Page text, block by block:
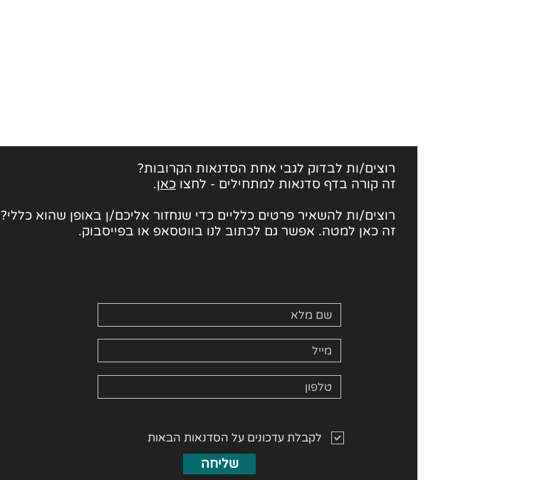
רוצים/ות לבדוק לגבי אחת הסדנאות הקרובות?
זה קורה בדף סדנאות למתחילים - לחצו כאן.
רוצים/ות להשאיר פרטים כלליים כדי שנחזור אליכם/ן באופן שהוא כללי?
זה כאן למטה. אפשר גם לכתוב לנו בווטסאפ או בפייסבוק.
לקבלת עדכונים על הסדנאות הבאות
שליחה